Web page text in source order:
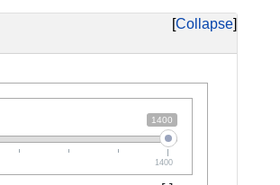
Collapse
1400
1400